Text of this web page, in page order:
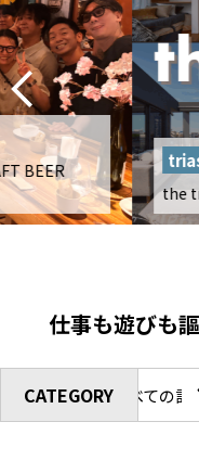
trias物件情報 2026-
the trias series movie
仕事も遊びも
CATEGORYすべての記